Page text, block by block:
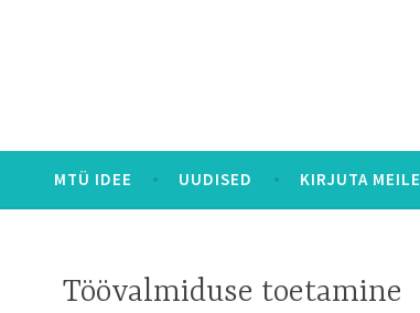
MTÜ IDEE UUDISED KIRJUTA MEILE
Töövalmiduse toetamine